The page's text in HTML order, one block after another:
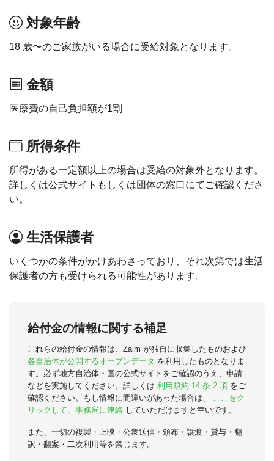
対象年齢
18 歳〜のご家族がいる場合に受給対象となります。
金額
医療費の自己負担額が1割
所得条件
所得がある一定額以上の場合は受給の対象外となります。
詳しくは公式サイトもしくは団体の窓口にてご確認くださ
い。
生活保護者
いくつかの条件がかけあわさっており、それ次第では生活
保護者の方も受けられる可能性があります。
給付金の情報に関する補足
これらの給付金の情報は、Zaim が独自に収集したものおよび
各自治体が公開するオープンデータ を利用したものとなりま
す。必ず地方自治体・国の公式サイトをご確認のうえ、申請
などを実施してください。詳しくは 利用規約 14 条 2 項 をご
確認ください。もし情報に間違いがあった場合は、
ここをク
リックして、事務局に連絡 していただけますと幸いです。
また、一切の複製・上映・公衆送信・頒布・譲渡・貸与・翻
訳・翻案・二次利用等を禁じます。